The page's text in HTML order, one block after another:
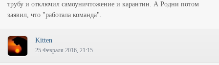
трубу и отключил самоуничтожение и карантин. А Родни потом
заявил, что "работала команда".
Kitten
25 Февраля 2016, 21:15